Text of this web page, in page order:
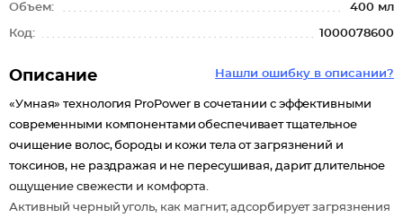
Объем: 400 мл
Код: 1000078600
Нашли ошибку в описании?
Описание
«Умная» технология ProPower в сочетании с эффективными
современными компонентами обеспечивает тщательное
очищение волос, бороды и кожи тела от загрязнений и
токсинов, не раздражая и не пересушивая, дарит длительное
ощущение свежести и комфорта.
Активный черный уголь, как магнит, адсорбирует загрязнения